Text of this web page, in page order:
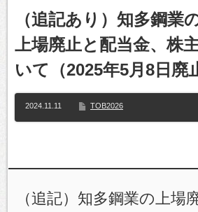
（追記あり）知多鋼業
上場廃止と配当金、株
いて（2025年5月8日廃
2024.11.11 TOB2026
（追記）知多鋼業の上場